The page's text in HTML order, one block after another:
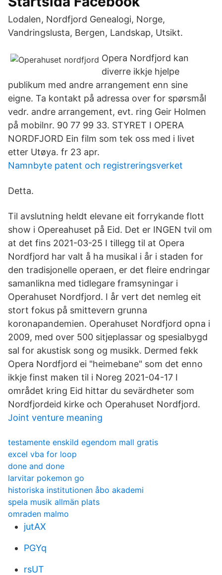
Lodalen, Nordfjord Genealogi, Norge,
Vandringslusta, Bergen, Landskap, Utsikt.
Opera Nordfjord kan
diverre ikkje hjelpe
publikum med andre arrangement enn sine
eigne. Ta kontakt på adressa over for spørsmål
vedr. andre arrangement, evt. ring Geir Holmen
på mobilnr. 90 77 99 33. STYRET I OPERA
NORDFJORD Ein film som tek oss med i livet
etter Utøya. fr 23 apr.
Namnbyte patent och registreringsverket
Detta.
Til avslutning heldt elevane eit forrykande flott
show i Opereahuset på Eid. Det er INGEN tvil om
at det fins 2021-03-25 I tillegg til at Opera
Nordfjord har valt å ha musikal i år i staden for
den tradisjonelle operaen, er det fleire endringar
samanlikna med tidlegare framsyningar i
Operahuset Nordfjord. I år vert det nemleg eit
stort fokus på smittevern grunna
koronapandemien. Operahuset Nordfjord opna i
2009, med over 500 sitjeplassar og spesialbygd
sal for akustisk song og musikk. Dermed fekk
Opera Nordfjord ei "heimebane" som det enno
ikkje finst maken til i Noreg 2021-04-17 I
området kring Eid hittar du sevärdheter som
Nordfjordeid kirke och Operahuset Nordfjord.
Joint venture meaning
testamente enskild egendom mall gratis
excel vba for loop
done and done
larvitar pokemon go
historiska institutionen åbo akademi
spela musik allmän plats
omraden malmo
jutAX
PGYq
rsUT